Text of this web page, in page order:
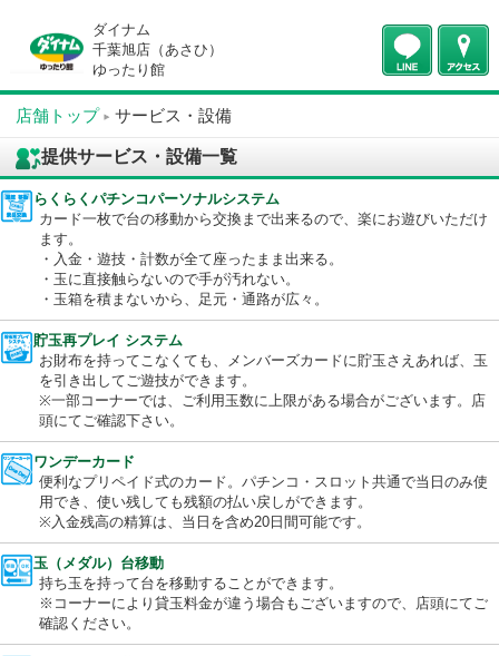
ダイナム
千葉旭店（あさひ）
ゆったり館
店舗トップ サービス・設備
提供サービス・設備一覧
らくらくパチンコパーソナルシステム
カード一枚で台の移動から交換まで出来るので、楽にお遊びいた
ます。
・入金・遊技・計数が全て座ったまま出来る。
・玉に直接触らないので手が汚れない。
・玉箱を積まないから、足元・通路が広々。
貯玉再プレイ システム
お財布を持ってこなくても、メンバーズカードに貯玉さえあれば
を引き出してご遊技ができます。
※一部コーナーでは、ご利用玉数に上限がある場合がございます
ワンデーカード
便利なプリペイド式のカード。パチンコ・スロット共通で当日の
※入金残高の精算は、当日を含め20日間可能です。
玉（メダル）台移動
持ち玉を持って台を移動することができます。
※コーナーにより貸玉料金が違う場合もございますので、店頭に